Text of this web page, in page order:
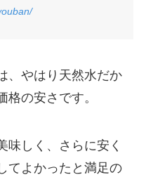
、やはり天然水だか
格の安さです。
味しく、さらに安く
てよかったと満足の